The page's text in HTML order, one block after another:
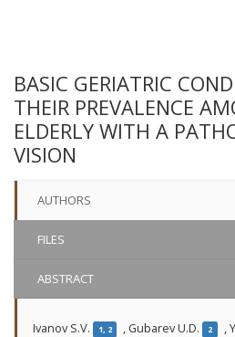
BASIC GERIATRIC
THEIR PREVALENCE
ELDERLY WITH A
VISION
AUTHORS
FILES
ABSTRACT
Ivanov S.V. 1, 2 , Gubarev U.D. 2 ,